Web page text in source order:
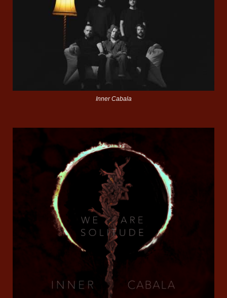
Inner Cabala